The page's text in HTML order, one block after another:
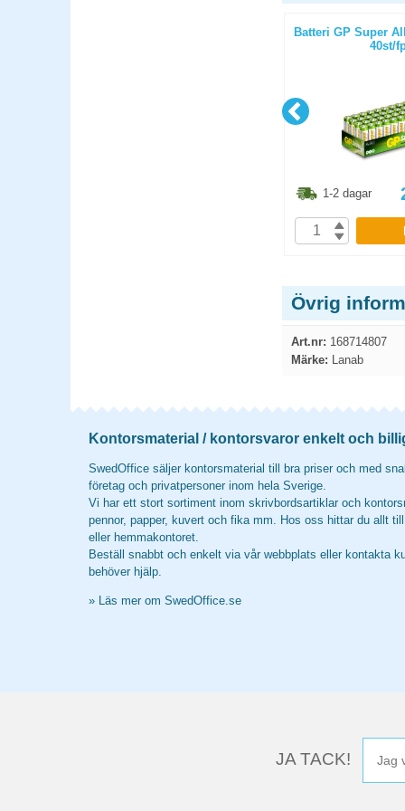
Batteri GP Super
40st/
1-2 dagar
Övrig
Art.nr: 168714807
Märke: Lanab
Kontorsmaterial / kontorsvaror enkelt och
SwedOffice säljer kontorsmaterial till bra priser och med
företag och privatpersoner inom hela Sverige.
Vi har ett stort sortiment inom skrivbordsartiklar och
pennor, papper, kuvert och fika mm. Hos oss hittar du allt
eller hemmakontoret.
Beställ snabbt och enkelt via vår webbplats eller kontakta
behöver hjälp.
» Läs mer om SwedOffice.se
JA TACK!